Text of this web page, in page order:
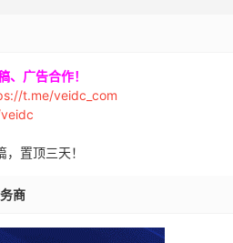
、广告合作！
t.me/veidc_com
置顶三天！
商